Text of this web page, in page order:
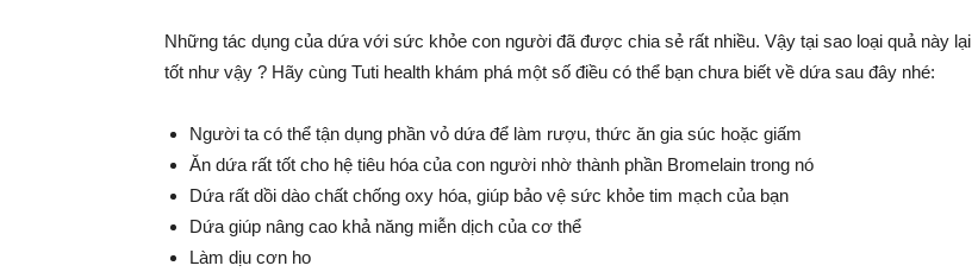
Những tác dụng của dứa với sức khỏe con người đã được chia sẻ rất nhiều. Vậy tại sao loại quả này lại
tốt như vậy ? Hãy cùng Tuti health khám phá một số điều có thể bạn chưa biết về dứa sau đây nhé:
Người ta có thể tận dụng phần vỏ dứa để làm rượu, thức ăn gia súc hoặc giấm
Ăn dứa rất tốt cho hệ tiêu hóa của con người nhờ thành phần Bromelain trong nó
Dứa rất dồi dào chất chống oxy hóa, giúp bảo vệ sức khỏe tim mạch của bạn
Dứa giúp nâng cao khả năng miễn dịch của cơ thể
Làm dịu cơn ho